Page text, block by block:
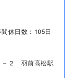
休日数：105日
－２ 羽前高松駅